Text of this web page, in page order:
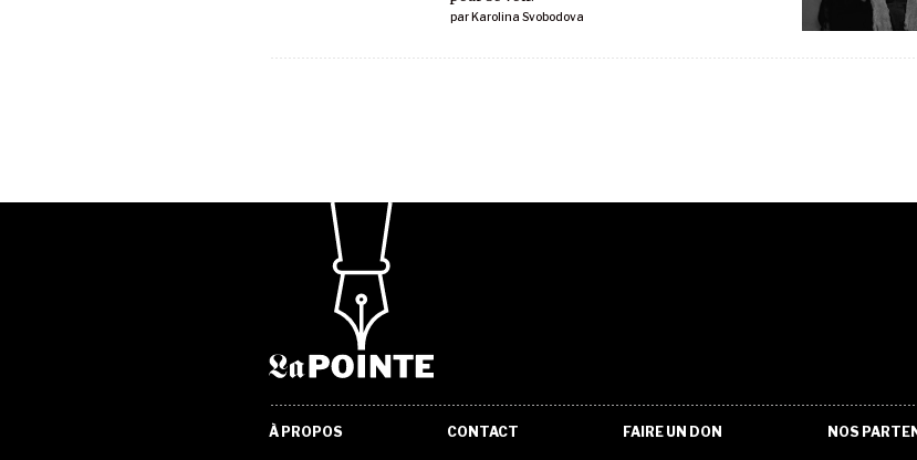
par Karolina Svobodova
À PROPOS CONTACT FAIRE UN DON NOS